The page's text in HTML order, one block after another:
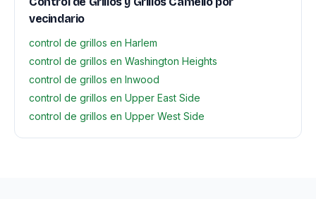
vecindario
control de grillos en Harlem
control de grillos en Washington Heights
control de grillos en Inwood
control de grillos en Upper East Side
control de grillos en Upper West Side